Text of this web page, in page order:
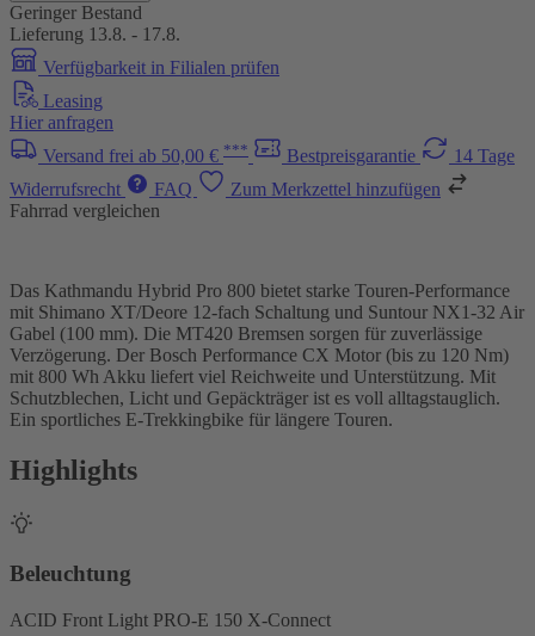
Geringer Bestand
Lieferung 13.8. - 17.8.
Verfügbarkeit in Filialen prüfen
Leasing
Hier anfragen
Versand frei ab 50,00 € *** Bestpreisgarantie
14 Tage
Widerrufsrecht
FAQ
Zum Merkzettel hinzufügen
Fahrrad vergleichen
Das Kathmandu Hybrid Pro 800 bietet starke Touren-Performance
mit Shimano XT/Deore 12-fach Schaltung und Suntour NX1-32 Air
Gabel (100 mm). Die MT420 Bremsen sorgen für zuverlässige
Verzögerung. Der Bosch Performance CX Motor (bis zu 120 Nm)
mit 800 Wh Akku liefert viel Reichweite und Unterstützung. Mit
Schutzblechen, Licht und Gepäckträger ist es voll alltagstauglich.
Ein sportliches E-Trekkingbike für längere Touren.
Highlights
Beleuchtung
ACID Front Light PRO-E 150 X-Connect